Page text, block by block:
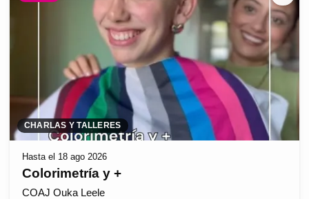
CHARLAS Y TALLERES
Hasta el 18 ago 2026
Colorimetría y +
COAJ Ouka Leele